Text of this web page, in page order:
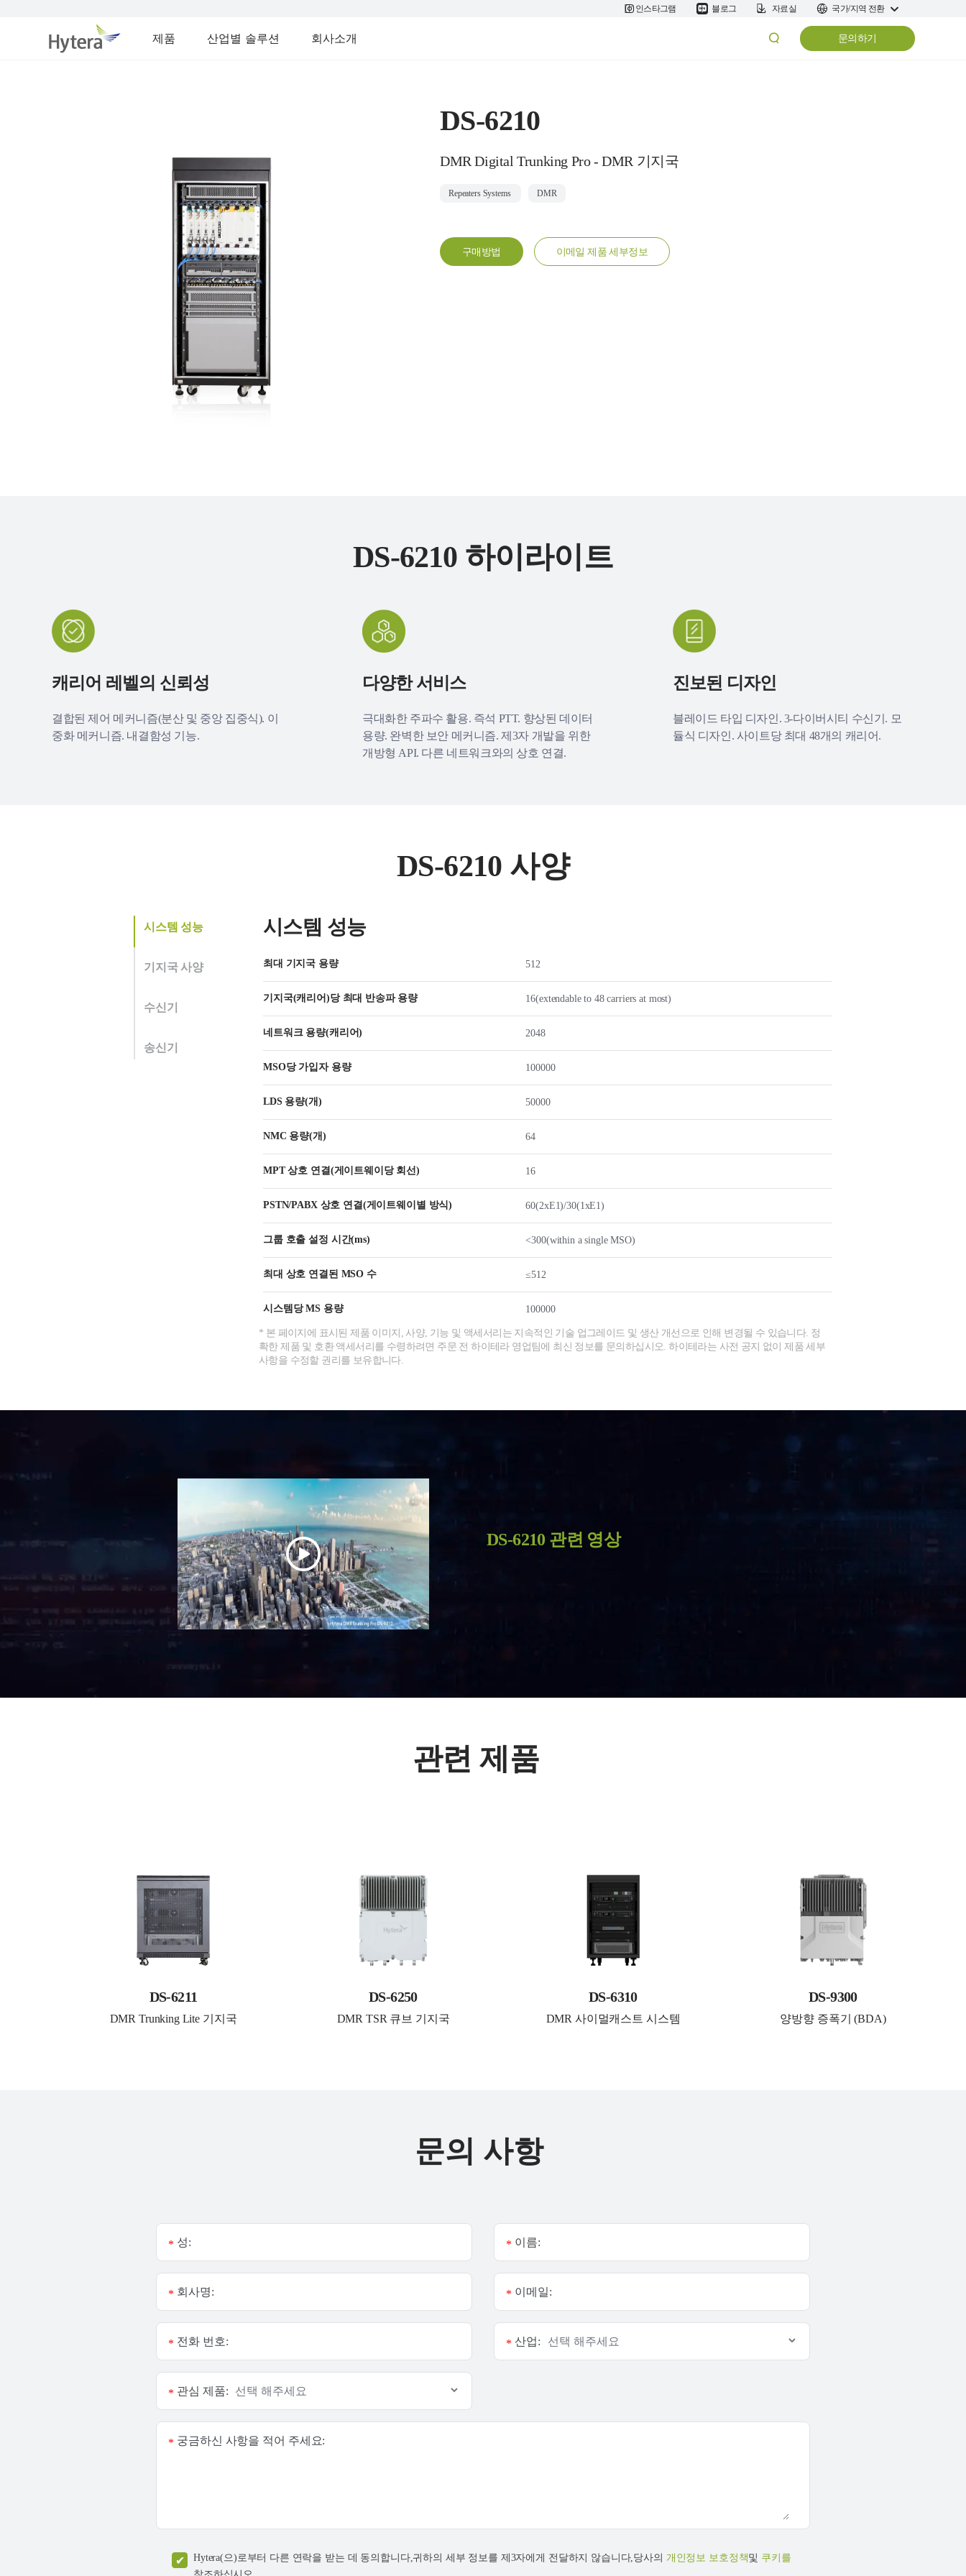
인스타그램 블로그 자료실 국가/지역 전환
제품 산업별 솔루션 회사소개 문의하기
DS-6210
DMR Digital Trunking Pro - DMR 기지국
Repeaters Systems DMR
구매방법 이메일 제품 세부정보
DS-6210 하이라이트
캐리어 레벨의 신뢰성
결합된 제어 메커니즘(분산 및 중앙 집중식). 이
중화 메커니즘. 내결함성 기능.
다양한 서비스
극대화한 주파수 활용. 즉석 PTT. 향상된 데이터
용량. 완벽한 보안 메커니즘. 제3자 개발을 위한
개방형 API. 다른 네트워크와의 상호 연결.
진보된 디자인
블레이드 타입 디자인. 3-다이버시티 수신기. 모
듈식 디자인. 사이트당 최대 48개의 캐리어.
DS-6210 사양
시스템 성능
기지국 사양
수신기
송신기
시스템 성능
최대 기지국 용량 512
기지국(캐리어)당 최대 반송파 용량 16(extendable to 48 carriers at most)
네트워크 용량(캐리어) 2048
MSO당 가입자 용량 100000
LDS 용량(개) 50000
NMC 용량(개) 64
MPT 상호 연결(게이트웨이당 회선) 16
PSTN/PABX 상호 연결(게이트웨이별 방식) 60(2xE1)/30(1xE1)
그룹 호출 설정 시간(ms) <300(within a single MSO)
최대 상호 연결된 MSO 수 ≤512
시스템당 MS 용량 100000
* 본 페이지에 표시된 제품 이미지, 사양, 기능 및 액세서리는 지속적인 기술 업그레이드 및 생산 개선으로 인해 변경될 수 있습니다. 정
확한 제품 및 호환 액세서리를 수령하려면 주문 전 하이테라 영업팀에 최신 정보를 문의하십시오. 하이테라는 사전 공지 없이 제품 세부
사항을 수정할 권리를 보유합니다.
DS-6210 관련 영상
관련 제품
DS-6211
DMR Trunking Lite 기지국
DS-6250
DMR TSR 큐브 기지국
DS-6310
DMR 사이멀캐스트 시스템
DS-9300
양방향 증폭기 (BDA)
문의 사항
성:
* 이름:
*
회사명:
* 이메일:
*
전화 번호:
* 산업:
*
관심 제품:
*
궁금하신 사항을 적어 주세요:
*
Hytera(으)로부터 다른 연락을 받는 데 동의합니다,귀하의 세부 정보를 제3자에게 전달하지 않습니다,당사의 개인정보 보호정책및 쿠키를